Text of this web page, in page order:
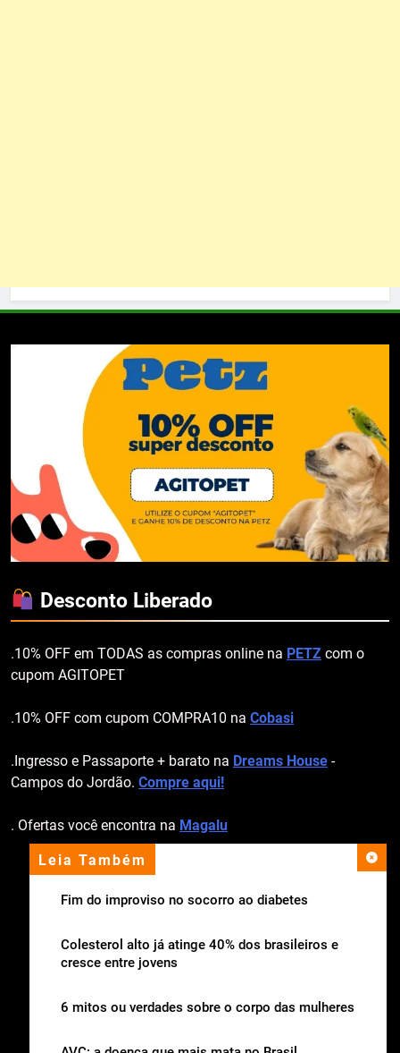
Leia Também
Fim do improviso no socorro ao diabetes
Colesterol alto já atinge 40% dos brasileiros e
cresce entre jovens
6 mitos ou verdades sobre o corpo das mulheres
Desconto Liberado
.10% OFF em TODAS as compras online na PETZ com o
cupom AGITOPET
.10% OFF com cupom COMPRA10 na Cobasi
.Ingresso e Passaporte + barato na Dreams House -
Campos do Jordão. Compre aqui!
. Ofertas você encontra na Magalu
apoio institucional